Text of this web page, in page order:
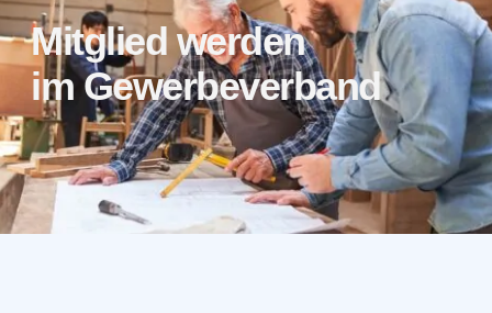
Mitglied werden
im Gewerbeverband